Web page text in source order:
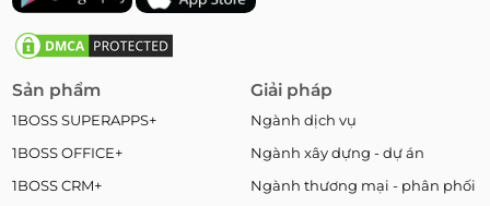
Sản phẩm
1BOSS SUPERAPPS+
1BOSS OFFICE+
1BOSS CRM+
Giải pháp
Ngành dịch vụ
Ngành xây dựng - dự án
Ngành thương mại - phân phối